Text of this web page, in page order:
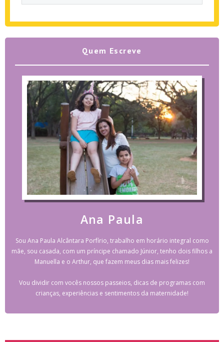
Quem Escreve
Ana Paula
Sou Ana Paula Alcântara Porfírio, trabalho em horário integral como
mãe, sou casada, com um príncipe chamado Júnior, tenho dois filhos a
Manuella e o Arthur, que fazem meus dias mais felizes!
Vou dividir com vocês nossos passeios, dicas de programas com
crianças, experiências e sentimentos da maternidade!